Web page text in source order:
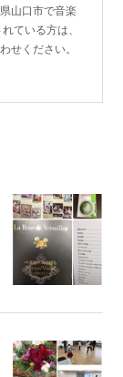
山口市で音楽
ている方は、
せください。